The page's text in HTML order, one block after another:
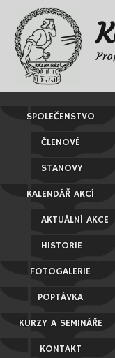
SPOLEČENSTVO
ČLENOVÉ
STANOVY
KALENDÁŘ AKCÍ
AKTUÁLNÍ AKCE
HISTORIE
FOTOGALERIE
POPTÁVKA
KURZY A SEMINÁŘE
KONTAKT